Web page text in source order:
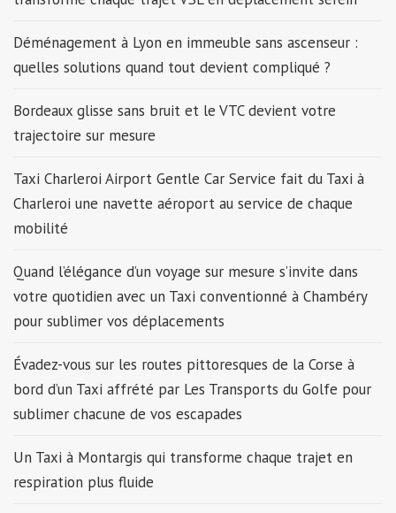
Déménagement à Lyon en immeuble sans ascenseur :
quelles solutions quand tout devient compliqué ?
Bordeaux glisse sans bruit et le VTC devient votre
trajectoire sur mesure
Taxi Charleroi Airport Gentle Car Service fait du Taxi à
Charleroi une navette aéroport au service de chaque
mobilité
Quand l’élégance d’un voyage sur mesure s’invite dans
votre quotidien avec un Taxi conventionné à Chambéry
pour sublimer vos déplacements
Évadez-vous sur les routes pittoresques de la Corse à
bord d’un Taxi affrété par Les Transports du Golfe pour
sublimer chacune de vos escapades
Un Taxi à Montargis qui transforme chaque trajet en
respiration plus fluide